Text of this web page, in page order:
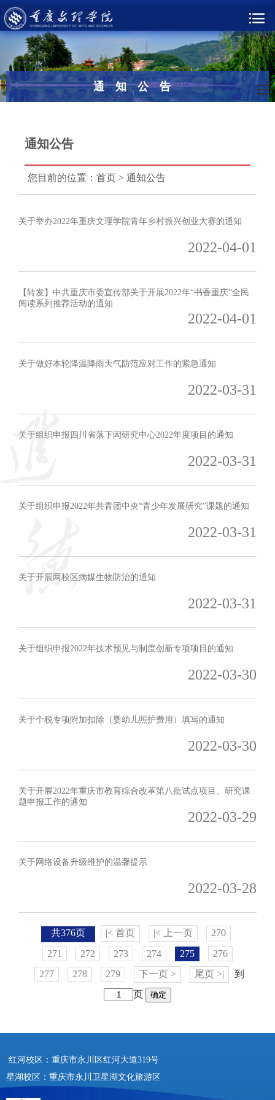
通知公告
通知公告
您目前的位置： 首页 > 通知公告
关于举办2022年重庆文理学院青年乡村振兴创业大赛的通知
2022-04-01
【转发】中共重庆市委宣传部关于开展2022年“书香重庆”全民
阅读系列推荐活动的通知
2022-04-01
关于做好本轮降温降雨天气防范应对工作的紧急通知
2022-03-31
关于组织申报四川省落下闳研究中心2022年度项目的通知
2022-03-31
关于组织申报2022年共青团中央“青少年发展研究”课题的通知
2022-03-31
关于开展两校区病媒生物防治的通知
2022-03-31
关于组织申报2022年技术预见与制度创新专项项目的通知
2022-03-30
关于个税专项附加扣除（婴幼儿照护费用）填写的通知
2022-03-30
关于开展2022年重庆市教育综合改革第八批试点项目、研究课
题申报工作的通知
2022-03-29
关于网络设备升级维护的温馨提示
2022-03-28
共376页 |< 首页 |< 上一页
270
271
272 273 274 275
276
277
278 279 下一页 > 尾页 >|
到
页
确定
红河校区：重庆市永川区红河大道319号
星湖校区：重庆市永川卫星湖文化旅游区